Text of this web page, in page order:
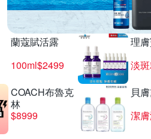
蘭蔻賦活露
100ml$2499
理
淡
COACH布魯克
林
$8999
貝
潔